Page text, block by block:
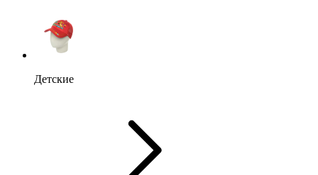
Детские